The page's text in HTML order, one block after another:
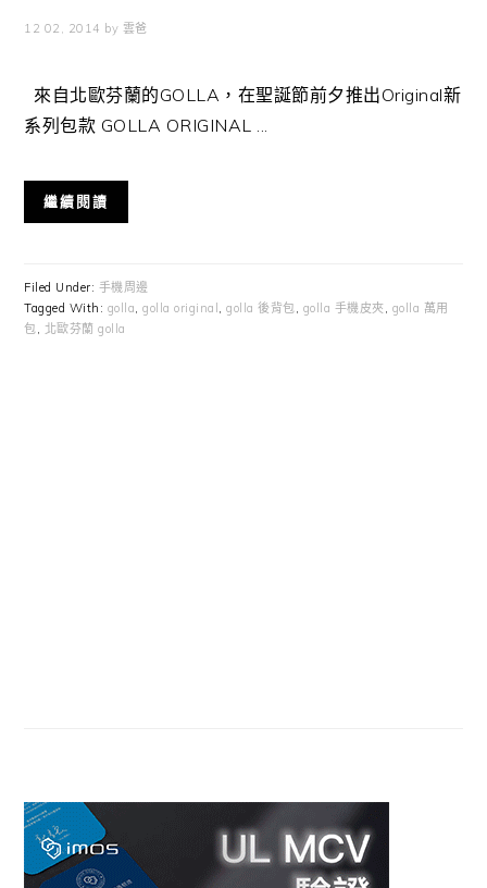
12 02, 2014 by 雲爸
來自北歐芬蘭的GOLLA，在聖誕節前夕推出Original新
系列包款 GOLLA ORIGINAL ...
繼續閱讀
Filed Under: 手機周邊
Tagged With: golla,golla original ,golla 後背包, golla 手機皮夾, golla 萬用
包, 北歐芬蘭 golla